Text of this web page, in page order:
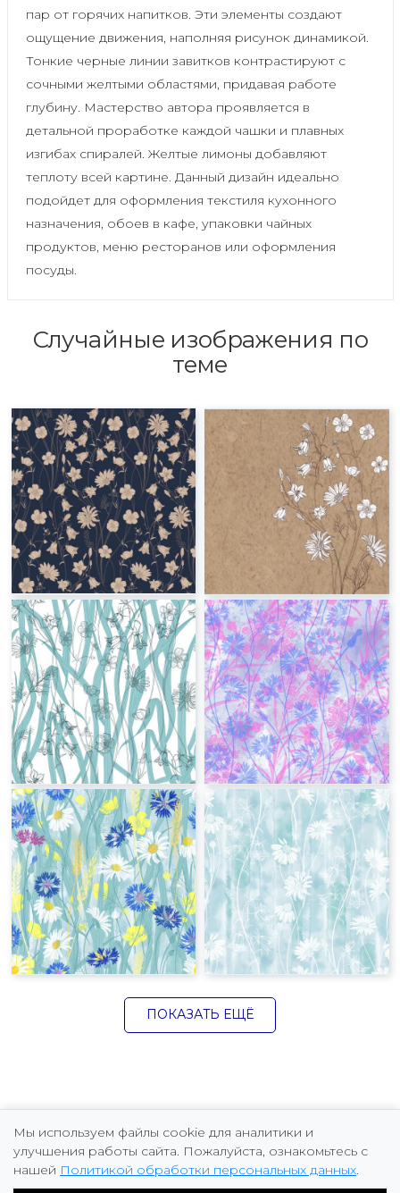
пар от горячих напитков. Эти элементы создают
ощущение движения, наполняя рисунок динамикой.
Тонкие черные линии завитков контрастируют с
сочными желтыми областями, придавая работе
глубину. Мастерство автора проявляется в
детальной проработке каждой чашки и плавных
изгибах спиралей. Желтые лимоны добавляют
теплоту всей картине. Данный дизайн идеально
подойдет для оформления текстиля кухонного
назначения, обоев в кафе, упаковки чайных
продуктов, меню ресторанов или оформления
посуды.
Случайные изображения по
теме
ПОКАЗАТЬ ЕЩЁ
Мы используем файлы cookie для аналитики и
улучшения работы сайта. Пожалуйста, ознакомьтесь с
нашей Политикой обработки персональных данных.